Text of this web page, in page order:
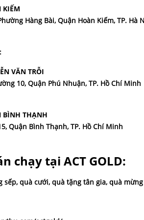
KIẾM
Hàng Bài, Quận Hoàn Kiếm, TP. Hà
VĂN TRỖI
10, Quận Phú Nhuận, TP. Hồ Chí Minh
BÌNH THẠNH
Quận Bình Thạnh, TP. Hồ Chí Minh
chạy tại ACT GOLD:
sếp, quà cưới, quà tặng tân gia, quà